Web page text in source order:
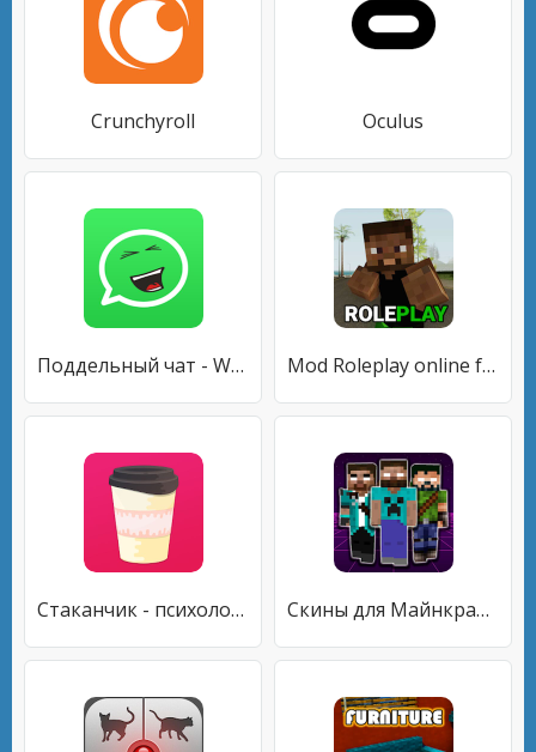
Crunchyroll Oculus
Поддельный чат - WhatsPrank Mod Roleplay online for GTA 5
Cтаканчик - психология, наука, новости, факты Скины для Майнкрафта - Коллекция Хиробринов